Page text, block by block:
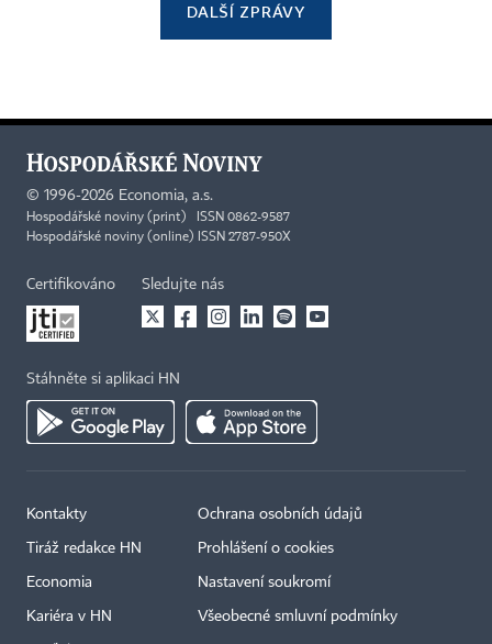
DALŠÍ ZPRÁVY
© 1996-2026 Economia, a.s.
Hospodářské noviny (print) ISSN 0862-9587
Hospodářské noviny (online) ISSN 2787-950X
Certifikováno Sledujte nás
Stáhněte si aplikaci HN
Kontakty
Tiráž redakce HN
Economia
Kariéra v HN
Ochrana osobních údajů
Prohlášení o cookies
Nastavení soukromí
Všeobecné smluvní podmínky